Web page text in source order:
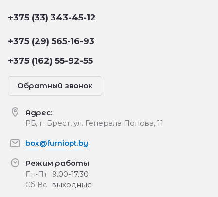
+375 (33) 343-45-12
+375 (29) 565-16-93
+375 (162) 55-92-55
Обратный звонок
Адрес:
РБ, г. Брест, ул. Генерала Попова, 11
box@furniopt.by
Режим работы
Пн-Пт 9.00-17.30
Сб-Вс выходные